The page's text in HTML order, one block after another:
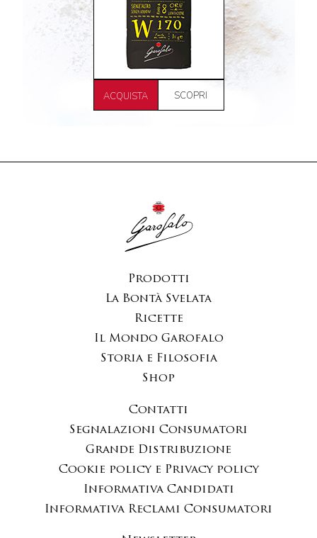
ACQUISTA SCOPRI
Prodotti
La Bontà Svelata
Ricette
Il Mondo Garofalo
Storia e Filosofia
Shop
Contatti
Segnalazioni Consumatori
Grande Distribuzione
Cookie policy e Privacy policy
Informativa Candidati
Informativa Reclami Consumatori